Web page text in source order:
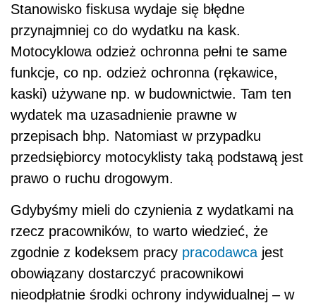
Stanowisko fiskusa wydaje się błędne
przynajmniej co do wydatku na kask.
Motocyklowa odzież ochronna pełni te same
funkcje, co np. odzież ochronna (rękawice,
kaski) używane np. w budownictwie. Tam ten
wydatek ma uzasadnienie prawne w
przepisach bhp. Natomiast w przypadku
przedsiębiorcy motocyklisty taką podstawą jest
prawo o ruchu drogowym.
Gdybyśmy mieli do czynienia z wydatkami na
rzecz pracowników, to warto wiedzieć, że
zgodnie z kodeksem pracy pracodawca jest
obowiązany dostarczyć pracownikowi
nieodpłatnie środki ochrony indywidualnej – w